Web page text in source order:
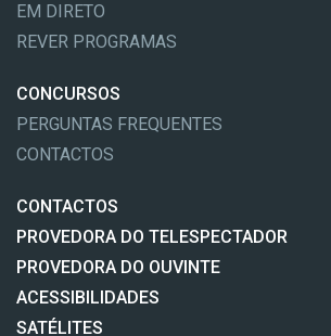
EM DIRETO
REVER PROGRAMAS
CONCURSOS
PERGUNTAS FREQUENTES
CONTACTOS
CONTACTOS
PROVEDORA DO TELESPECTADOR
PROVEDORA DO OUVINTE
ACESSIBILIDADES
SATÉLITES